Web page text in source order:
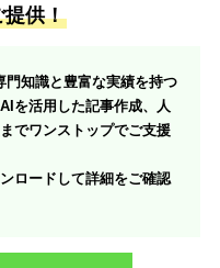
提供！
知識と豊富な実績を持つ
を活用した記事作成、人
でワンストップでご支援
ロードして詳細をご確認